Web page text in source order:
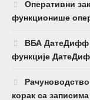
Оперативни
функционише
ВБА ДатеДифф
функције
корак са